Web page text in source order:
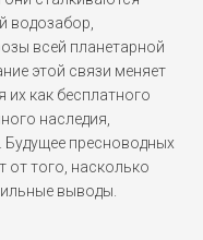
водозабор,
всей планетарной
этой связи меняет
как бесплатного
наследия,
пресноводных
от того, насколько
выводы.